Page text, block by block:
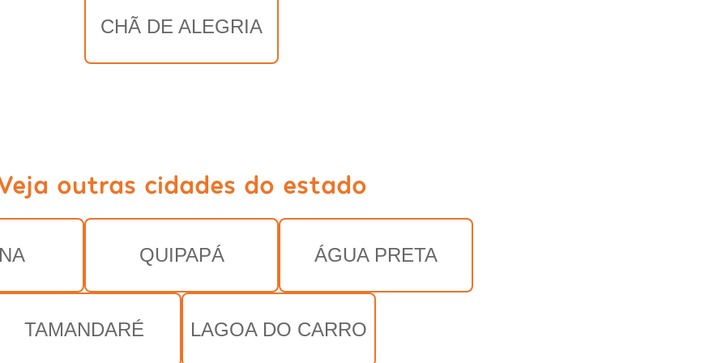
CHÃ DE ALEGRIA
outras cidades do estado
QUIPAPÁ ÁGUA PRETA
TAMANDARÉ LAGOA DO CARRO